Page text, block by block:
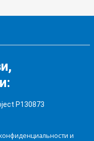
P130873
и